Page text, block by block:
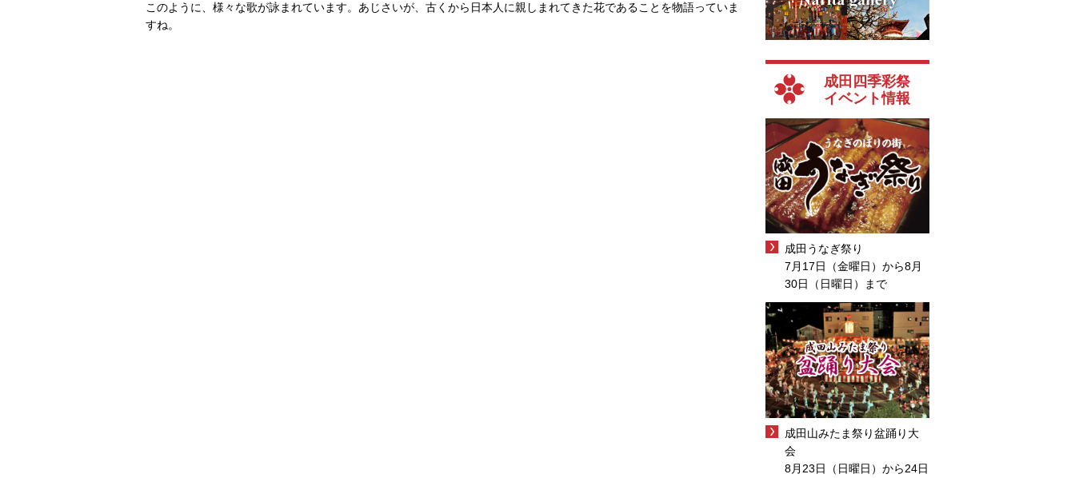
このように、様々な歌が詠まれています。あじさいが、古くから日本人に親しまれてきた花であることを物語っていま
すね。
成田四季彩祭
イベント情報
成田うなぎ祭り
7月17日（金曜日）から8月
30日（日曜日）まで
成田山みたま祭り盆踊り大
会
8月23日（日曜日）から24日